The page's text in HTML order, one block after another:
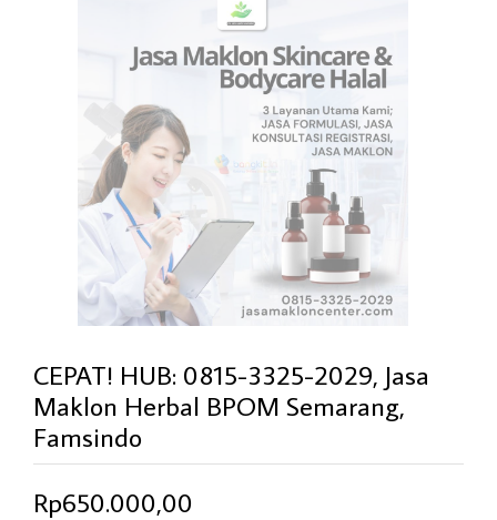
CEPAT! HUB: 0815-3325-2029, Jasa
Maklon Herbal BPOM Semarang,
Famsindo
Rp650.000,00